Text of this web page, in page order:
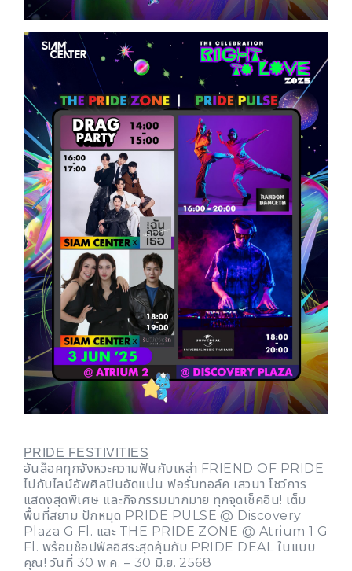
PRIDE FESTIVITIES
อันล็อคทุกจังหวะความฟันกับเหล่า FRIEND OF PRIDE
ไปกับไลน์อัพศิลปินอัดแน่น ฟอรั่มทอล์ค เสวนา โชว์การ
แสดงสุดพิเศษ และกิจกรรมมากมาย ทุกจุดเช็คอิน! เต็ม
พื้นที่สยาม ปักหมุด PRIDE PULSE @ Discovery
Plaza G Fl. และ THE PRIDE ZONE @ Atrium 1 G
Fl. พร้อมช้อปฟีลอิสระสุดคุ้มกับ PRIDE DEAL ในแบบ
คุณ! วันที่ 30 พ.ค. – 30 มิ.ย. 2568